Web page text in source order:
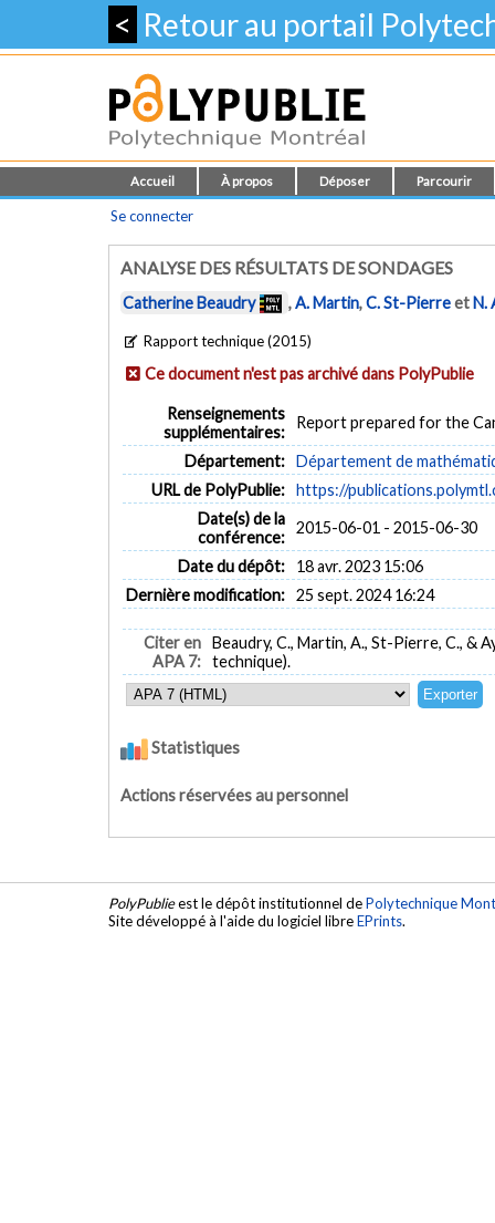
< Retour au portail
Accueil À propos Déposer Parcourir
Se connecter
ANALYSE DES RÉSULTATS DE SONDAGES
Catherine Beaudry ,A. Martin,C. St-PierreetN.
Rapport technique (2015)
Ce document n'est pas archivé dans PolyPublie
Renseignements
supplémentaires:
Report prepared for the
Département: Département de
URL de PolyPublie: https://
Date(s) de la
conférence:
2015-06-01 - 2015-06-30
Date du dépôt:
18 avr. 2023 15:06
Dernière modification: 25 sept. 2024 16:24
Citer en
APA 7:
Beaudry, C., Martin, A., St-Pierre, C., &
technique).
Statistiques
Actions réservées au personnel
PolyPublieest le dépôt institutionnel dePolytechnique
Site développé à l'aide du logiciel libreEPrints.